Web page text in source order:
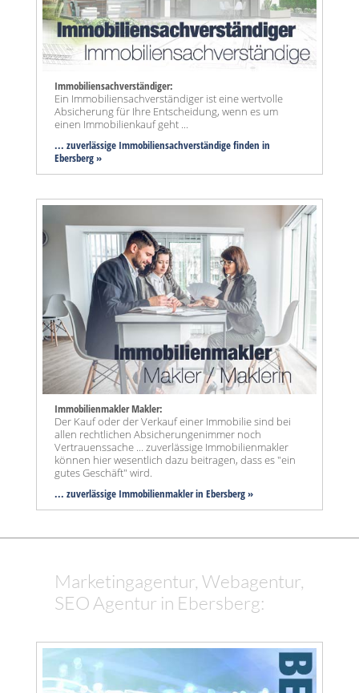
Immobiliensachverständiger:
Ein Immobiliensachverständiger ist eine wertvolle
Absicherung für Ihre Entscheidung, wenn es um
einen Immobilienkauf geht ...
... zuverlässige Immobiliensachverständige finden in
Ebersberg »
Immobilienmakler Makler:
Der Kauf oder der Verkauf einer Immobilie sind bei
allen rechtlichen Absicherungenimmer noch
Vertrauenssache ... zuverlässige Immobilienmakler
können hier wesentlich dazu beitragen, dass es "ein
gutes Geschäft" wird.
... zuverlässige Immobilienmakler in Ebersberg »
Marketingagentur, Webagentur,
SEO Agentur in Ebersberg: